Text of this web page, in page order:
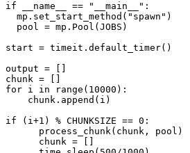
if __name__ == "__main__":
start = timeit.default_timer()
output = []
chunk = []
for i in range(10000):
if (i+1) % CHUNKSIZE == 0: